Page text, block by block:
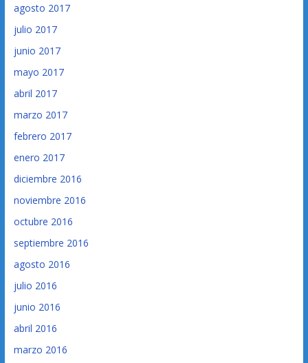
agosto 2017
julio 2017
junio 2017
mayo 2017
abril 2017
marzo 2017
febrero 2017
enero 2017
diciembre 2016
noviembre 2016
octubre 2016
septiembre 2016
agosto 2016
julio 2016
junio 2016
abril 2016
marzo 2016